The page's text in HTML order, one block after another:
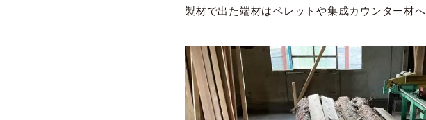
製材で出た端材はペレットや集成カウンター材へ